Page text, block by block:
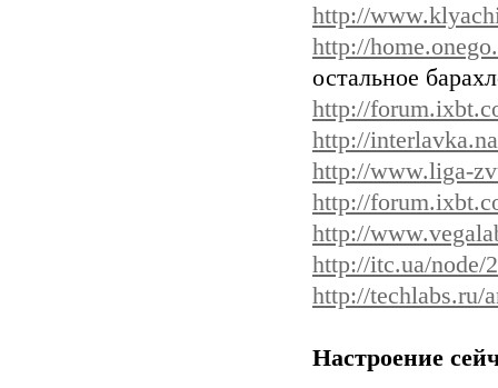
http://
http://
остальное
http://
http://
http://www.liga-
http://
http://
http://itc.ua/node/
http://techlabs.ru/
Настроение